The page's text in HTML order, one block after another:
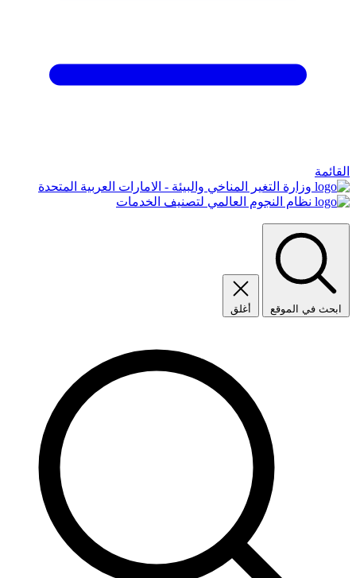
القائمة
وزارة التغير المناخي والبيئة - الامارات العربية المتحدة
نظام النجوم العالمي لتصنيف الخدمات
ابحث في الموقع أغلق